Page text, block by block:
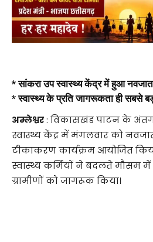
* सांकरा उप स्वास्थ्य केंद्र में हुआ
* स्वास्थ्य के प्रति जागरूकता ही सबसे
अम्लेश्वर: विकासखंड पाटन के
स्वास्थ्य केंद्र में मंगलवार को
टीकाकरण कार्यक्रम आयोजित
स्वास्थ्य कर्मियों ने बदलते मौसम में
ग्रामीणों को जागरूक किया।